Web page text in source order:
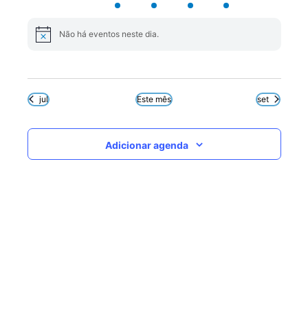
eventoseventoseventosevento
evento
NoticeNão há eventos neste dia.
jul Este mês set
Adicionar agenda